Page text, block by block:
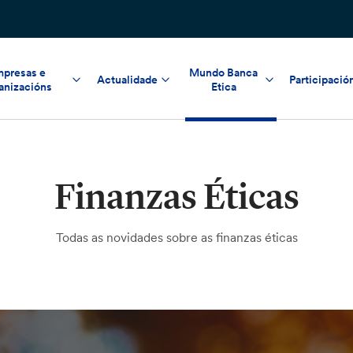
e
Actualidade
Mundo Banca
Etica
Finanzas Éticas
Todas as novidades sobre as finanzas éticas